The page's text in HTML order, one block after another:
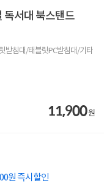
독서대 북스탠드
받침대/태블릿PC받침대/기타
11,900원
원 즉시할인